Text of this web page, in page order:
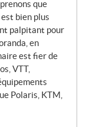
que
bien plus
palpitant pour
en
est fier de
VTT,
Polaris, KTM,